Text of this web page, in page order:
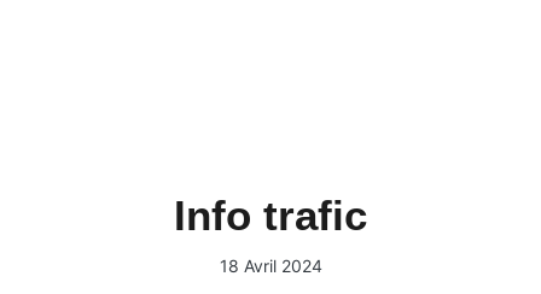
Info trafic
18 Avril 2024